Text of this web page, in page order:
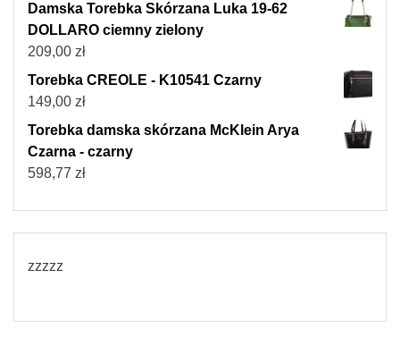
Damska Torebka Skórzana Luka 19-62
DOLLARO ciemny zielony
209,00 zł
Torebka CREOLE - K10541 Czarny
149,00 zł
Torebka damska skórzana McKlein Arya
Czarna - czarny
598,77 zł
zzzzz